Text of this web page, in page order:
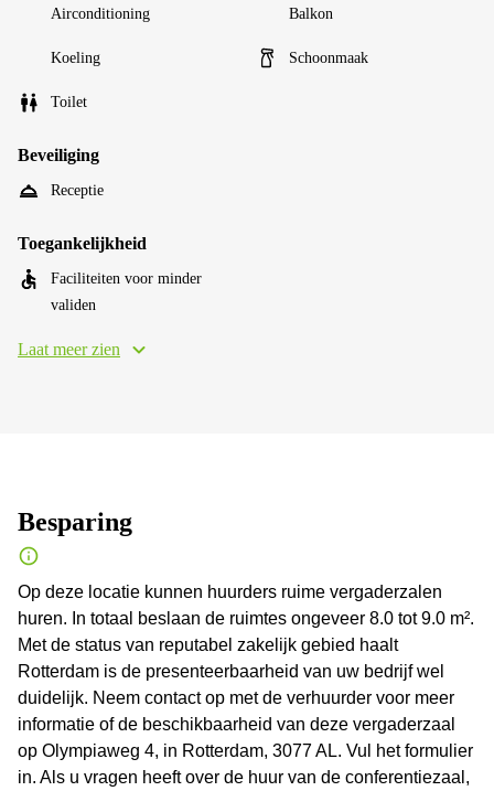
Airconditioning Balkon
Koeling Schoonmaak
Toilet
Beveiliging
Receptie
Toegankelijkheid
Faciliteiten voor minder
validen
Laat meer zien
Besparing
Op deze locatie kunnen huurders ruime vergaderzalen
huren. In totaal beslaan de ruimtes ongeveer 8.0 tot 9.0 m².
Met de status van reputabel zakelijk gebied haalt
Rotterdam is de presenteerbaarheid van uw bedrijf wel
duidelijk. Neem contact op met de verhuurder voor meer
informatie of de beschikbaarheid van deze vergaderzaal
op Olympiaweg 4, in Rotterdam, 3077 AL. Vul het formulier
in. Als u vragen heeft over de huur van de conferentiezaal,